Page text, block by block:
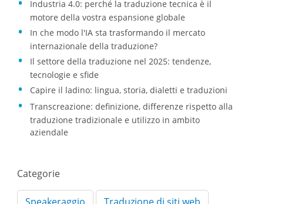
Industria 4.0: perché la traduzione tecnica è il
motore della vostra espansione globale
In che modo l'IA sta trasformando il mercato
internazionale della traduzione?
Il settore della traduzione nel 2025: tendenze,
tecnologie e sfide
Capire il ladino: lingua, storia, dialetti e traduzioni
Transcreazione: definizione, differenze rispetto alla
traduzione tradizionale e utilizzo in ambito
aziendale
Categorie